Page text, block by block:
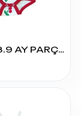
SOFT 7.8.9 AY PARÇA BASKILI ÇITÇITLI